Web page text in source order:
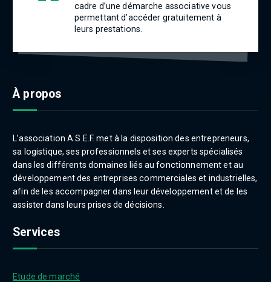
cadre d’une démarche associative vous
permettant d’accéder gratuitement à
leurs prestations.
À propos
L’association A.S.E.F. met à la disposition des entrepreneurs,
sa logistique, ses professionnels et ses experts spécialisés
dans les différents domaines liés au fonctionnement et au
développement des entreprises commerciales et industrielles,
afin de les accompagner dans leur développement et de les
assister dans leurs prises de décisions.
Services
Etude de marché